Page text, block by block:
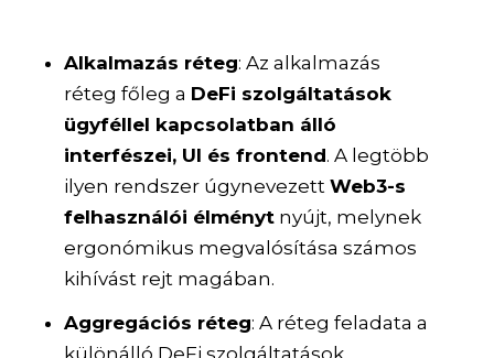
Alkalmazás réteg: Az alkalmazás
réteg főleg a DeFi szolgáltatások
ügyféllel kapcsolatban álló
interfészei, UI és frontend. A legtöbb
ilyen rendszer úgynevezett Web3-s
felhasználói élménytnyújt, melynek
ergonómikus megvalósítása számos
kihívást rejt magában.
Aggregációs réteg: A réteg feladata a